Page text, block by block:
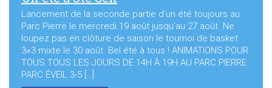
Lancement de la seconde partie d’un été toujours au
Parc Pierre le mercredi 19 août jusqu’au 27 août. Ne
loupez pas en clôture de saison le tournoi de basket
3×3 mixte le 30 août. Bel été à tous ! ANIMATIONS POUR
TOUS TOUS LES JOURS DE 14H À 19H AU PARC PIERRE
PARC ÉVEIL 3-5 […]